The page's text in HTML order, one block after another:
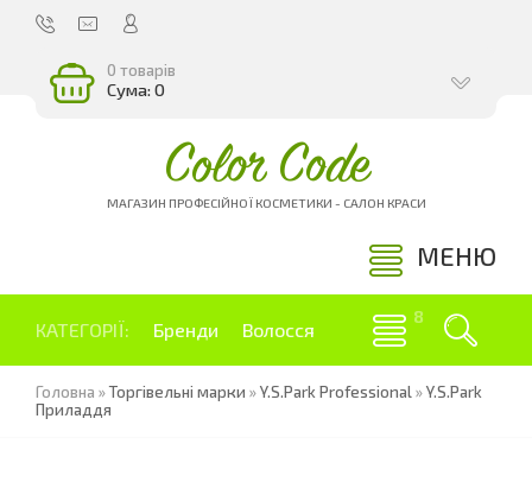
0 товарів
Сума: 0
Color Code
МАГАЗИН ПРОФЕСІЙНОЇ КОСМЕТИКИ - САЛОН КРАСИ
МЕНЮ
КАТЕГОРІЇ: Бренди Волосся
Головна »Торгівельні марки »Y.S.Park Professional »Y.S.Park
Приладдя